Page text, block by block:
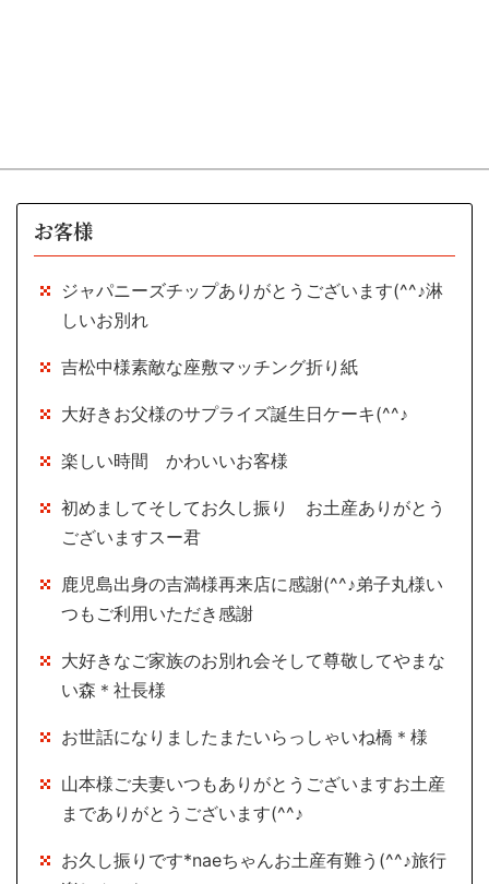
お客様
ジャパニーズチップありがとうございます(^^♪淋
しいお別れ
吉松中様素敵な座敷マッチング折り紙
大好きお父様のサプライズ誕生日ケーキ(^^♪
楽しい時間 かわいいお客様
初めましてそしてお久し振り お土産ありがとう
ございますスー君
鹿児島出身の吉満様再来店に感謝(^^♪弟子丸様い
つもご利用いただき感謝
大好きなご家族のお別れ会そして尊敬してやまな
い森＊社長様
お世話になりましたまたいらっしゃいね橋＊様
山本様ご夫妻いつもありがとうございますお土産
までありがとうございます(^^♪
お久し振りです*naeちゃんお土産有難う(^^♪旅行